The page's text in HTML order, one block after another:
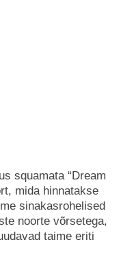
squamata “Dream
mida hinnatakse
sinakasrohelised
noorte võrsetega,
taime eriti